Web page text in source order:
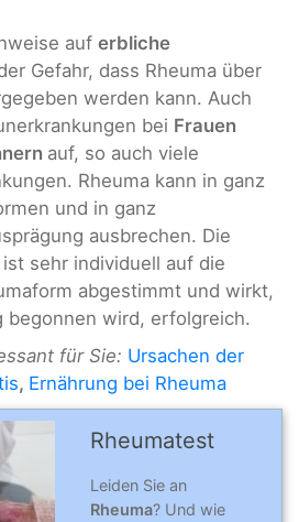
auf erbliche
Gefahr, dass Rheuma über
werden kann. Auch
bei Frauen
auf, so auch viele
Rheuma kann in ganz
und in ganz
ausbrechen. Die
sehr individuell auf die
abgestimmt und wirkt,
begonnen wird, erfolgreich.
für Sie: Ursachen der
, Ernährung bei Rheuma
Rheumatest
Leiden Sie an
Rheuma? Und wie